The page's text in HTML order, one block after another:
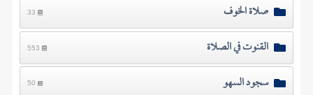
صلاة الخوف 33
القنوت في الصلاة 553
سجود السهو 50